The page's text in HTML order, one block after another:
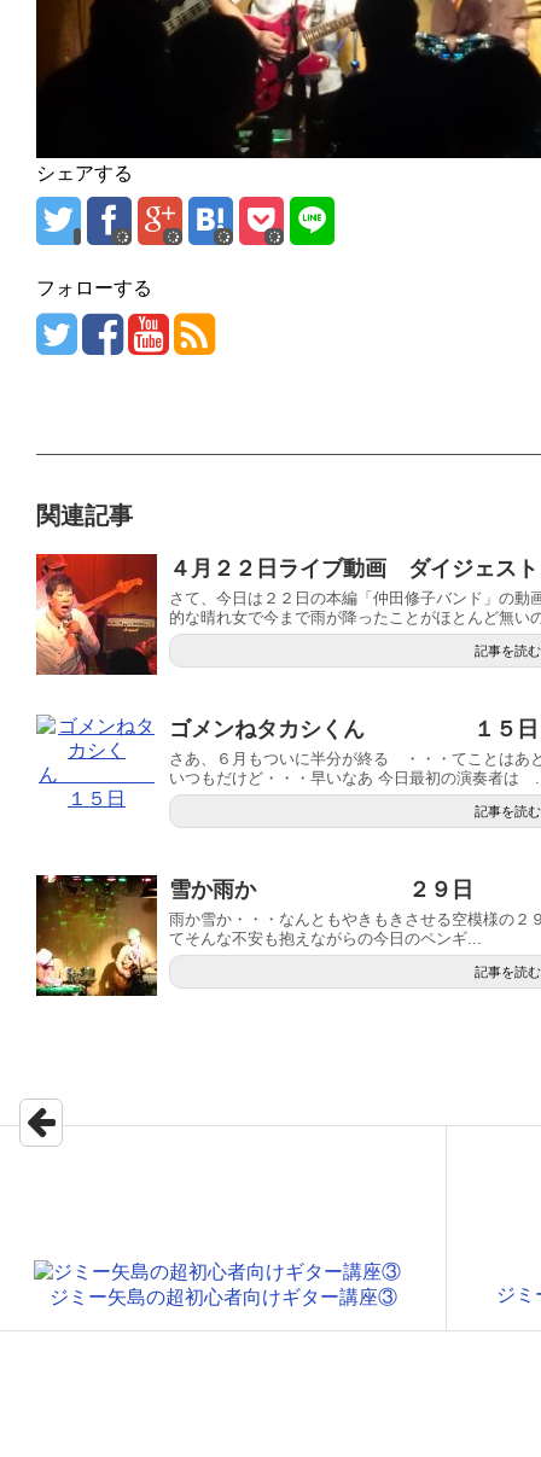
シェアする
フォローする
関連記事
４月２２日ライブ動画 ダイジェス
さて、今日は２２日の本編「仲田修子バンド」の動
的な晴れ女で今まで雨が降ったことがほとんど無い
記事を読む
ゴメンねタカシくん １５日
さあ、６月もついに半分が終る ・・・てことは
いつもだけど・・・早いなあ 今日最初の演奏者は
記事を読む
雪か雨か ２９日
雨か雪か・・・なんともやきもきさせる空模様の
てそんな不安も抱えながらの今日のペンギ...
記事を読む
ジミー矢島の超初心者向けギター講座③ ジ